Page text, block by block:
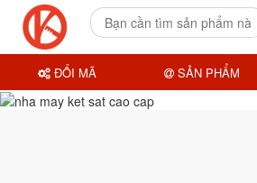
ĐỔI MÃ SẢN PHẨM